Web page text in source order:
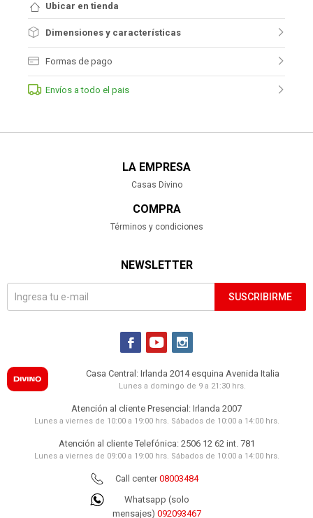
Ubicar en tienda
Dimensiones y características
Formas de pago
Envíos a todo el pais
LA EMPRESA
Casas Divino
COMPRA
Términos y condiciones
NEWSLETTER
SUSCRIBIRME
  
Casa Central: Irlanda 2014 esquina Avenida Italia
Lunes a domingo de 9 a 21:30 hrs.
Atención al cliente Presencial: Irlanda 2007
Lunes a viernes de 10:00 a 19:00 hrs. Sábados de 10:00 a 14:00 hrs.
Atención al cliente Telefónica: 2506 12 62 int. 781
Lunes a viernes de 09:00 a 19:00 hrs. Sábados de 10:00 a 14:00 hrs.
Call center08003484
Whatsapp (solo
mensajes) 092093467